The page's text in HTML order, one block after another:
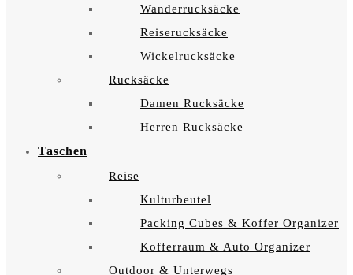
Wanderrucksäcke
Reiserucksäcke
Wickelrucksäcke
Rucksäcke
Damen Rucksäcke
Herren Rucksäcke
Taschen
Reise
Kulturbeutel
Packing Cubes & Koffer Organizer
Kofferraum & Auto Organizer
Outdoor & Unterwegs